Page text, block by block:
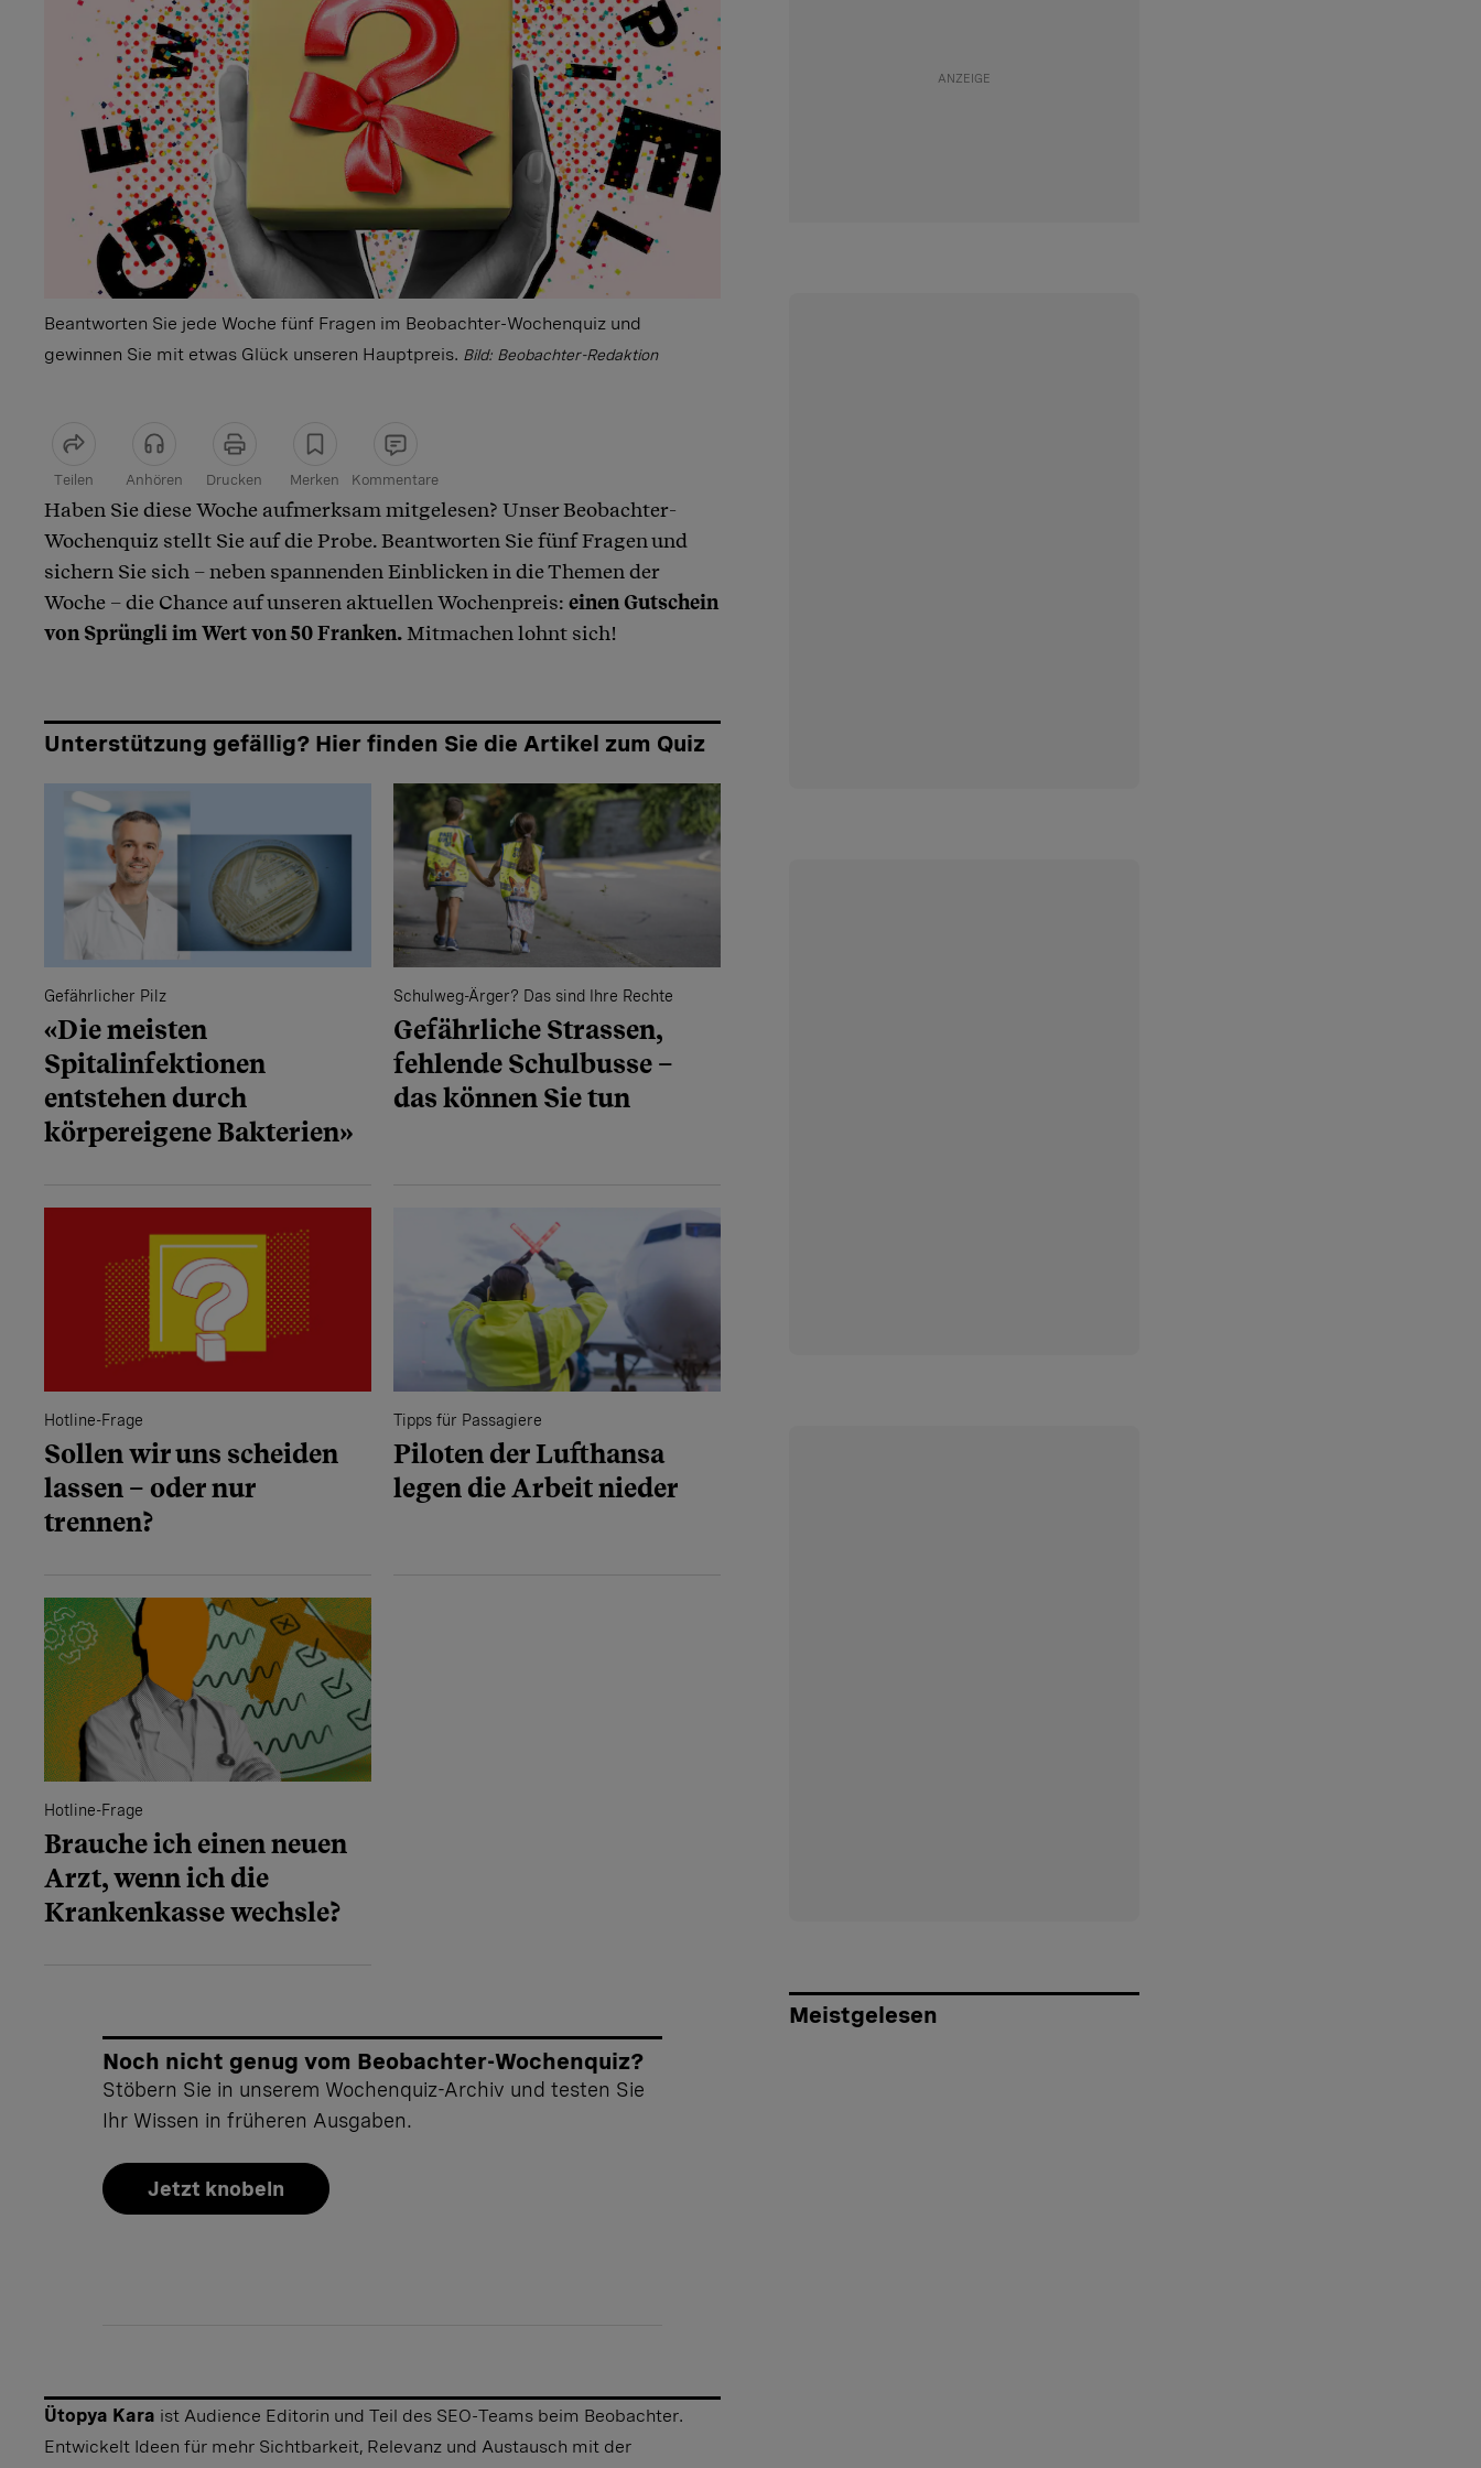
Beantworten Sie jede Woche fünf Fragen im Beobachter-Wochenquiz und
gewinnen Sie mit etwas Glück unseren Hauptpreis. Bild: Beobachter-Redaktion
Teilen Anhören Drucken Merken Kommentare
Artikel teilen
Haben Sie diese Woche aufmerksam mitgelesen? Unser Beobachter-
Wochenquiz stellt Sie auf die Probe. Beantworten Sie fünf Fragen und
sichern Sie sich – neben spannenden Einblicken in die Themen der
Woche – die Chance auf unseren aktuellen Wochenpreis: einen Gutschein
von Sprüngli im Wert von 50 Franken. Mitmachen lohnt sich!
Unterstützung gefällig? Hier finden Sie die Artikel zum Quiz
Gefährlicher Pilz
«Die meisten
Spitalinfektionen
entstehen durch
körpereigene Bakterien»
Schulweg-Ärger? Das sind Ihre Rechte
Gefährliche Strassen,
fehlende Schulbusse –
das können Sie tun
Hotline-Frage
Sollen wir uns scheiden
lassen – oder nur
trennen?
Tipps für Passagiere
Piloten der Lufthansa
legen die Arbeit nieder
Hotline-Frage
Brauche ich einen neuen
Arzt, wenn ich die
Krankenkasse wechsle?
Noch nicht genug vom Beobachter-Wochenquiz?
Stöbern Sie in unserem Wochenquiz-Archiv und testen Sie
Ihr Wissen in früheren Ausgaben.
Jetzt knobeln
Ütopya Kara ist Audience Editorin und Teil des SEO-Teams beim Beobachter.
Entwickelt Ideen für mehr Sichtbarkeit, Relevanz und Austausch mit der
Meistgelesen